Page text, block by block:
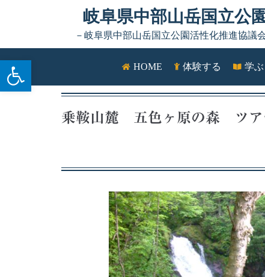
ツールバーを開く
岐阜県中部山岳国立公園
－岐阜県中部山岳国立公園活性化推進協議
HOME 体験する 学ぶ
乗鞍山麓 五色ヶ原の森 ツ